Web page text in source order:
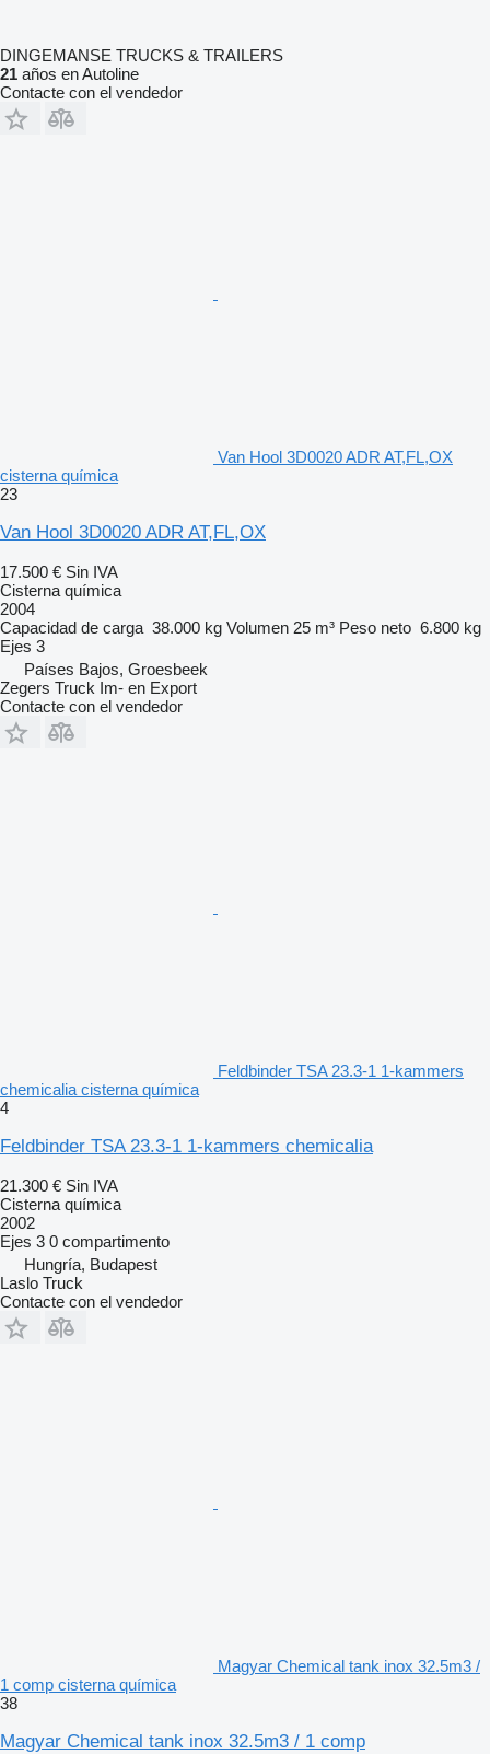
DINGEMANSE TRUCKS & TRAILERS
21 años en Autoline
Contacte con el vendedor
Van Hool 3D0020 ADR AT,FL,OX
cisterna química
23
Van Hool 3D0020 ADR AT,FL,OX
17.500 € Sin IVA
Cisterna química
2004
Capacidad de carga 38.000 kg Volumen 25 m³ Peso neto 6.800 kg
Ejes 3
Países Bajos, Groesbeek
Zegers Truck Im- en Export
Contacte con el vendedor
Feldbinder TSA 23.3-1 1-kammers
chemicalia cisterna química
4
Feldbinder TSA 23.3-1 1-kammers chemicalia
21.300 € Sin IVA
Cisterna química
2002
Ejes 3 0 compartimento
Hungría, Budapest
Laslo Truck
Contacte con el vendedor
Magyar Chemical tank inox 32.5m3 /
1 comp cisterna química
38
Magyar Chemical tank inox 32.5m3 / 1 comp